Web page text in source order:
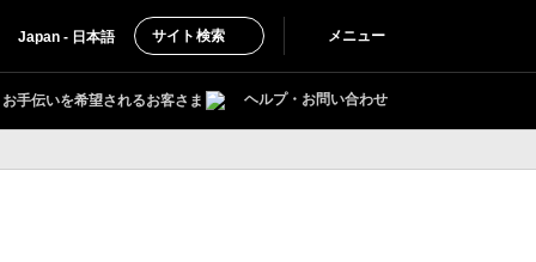
Japan - 日本語 サイト検索 メニュー
お手伝いを希望されるお客さま ヘルプ・お問い合わせ